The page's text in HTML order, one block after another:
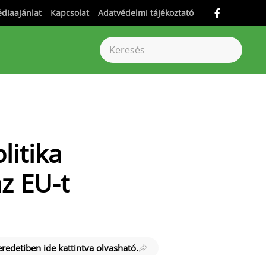
Kapcsolat Adatvédelmi tájékoztató
EU-t
ide kattintva olvasható.